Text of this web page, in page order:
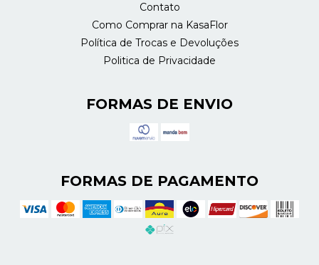
Contato
Como Comprar na KasaFlor
Política de Trocas e Devoluções
Politica de Privacidade
FORMAS DE ENVIO
FORMAS DE PAGAMENTO